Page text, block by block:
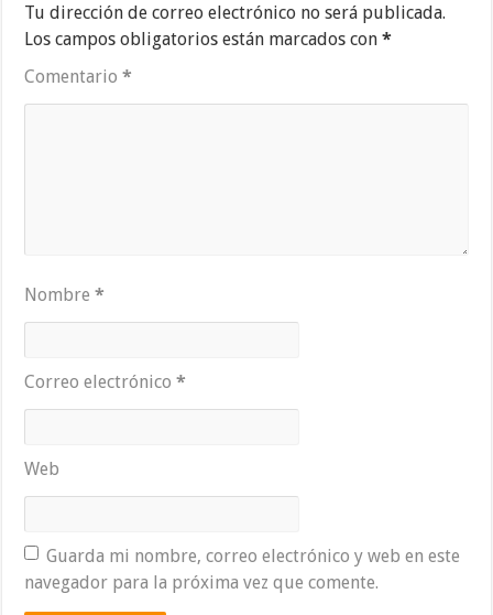
Tu dirección de correo electrónico no será publicada.
Los campos obligatorios están marcados con*
Comentario*
Nombre*
Correo electrónico*
Web
Guarda mi nombre, correo electrónico y web en este
navegador para la próxima vez que comente.